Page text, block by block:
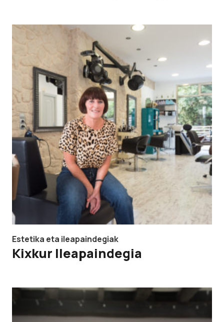
Estetika eta ileapaindegiak
Kixkur Ileapaindegia